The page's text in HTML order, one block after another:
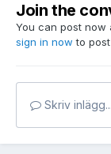
Join the
You can post now
sign in now to
Skriv inlägg...